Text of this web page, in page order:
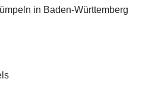
in Baden-Württemberg